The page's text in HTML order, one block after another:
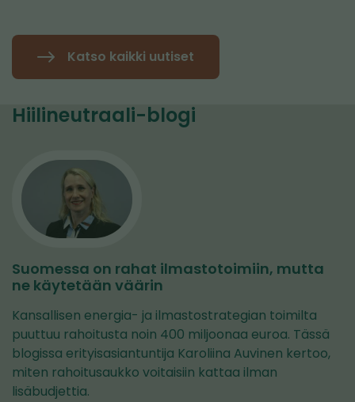
Katso kaikki uutiset
Hiilineutraali-blogi
Suomessa on rahat ilmastotoimiin, mutta
ne käytetään väärin
Kansallisen energia- ja ilmastostrategian toimilta
puuttuu rahoitusta noin 400 miljoonaa euroa. Tässä
blogissa erityisasiantuntija Karoliina Auvinen kertoo,
miten rahoitusaukko voitaisiin kattaa ilman
lisäbudjettia.